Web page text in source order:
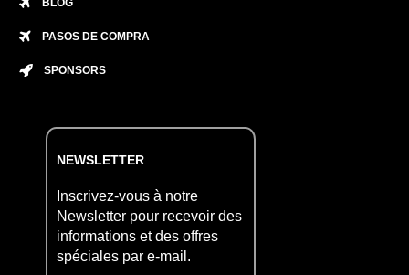
BLOG
PASOS DE COMPRA
SPONSORS
NEWSLETTER
Inscrivez-vous à notre
Newsletter pour recevoir des
informations et des offres
spéciales par e-mail.